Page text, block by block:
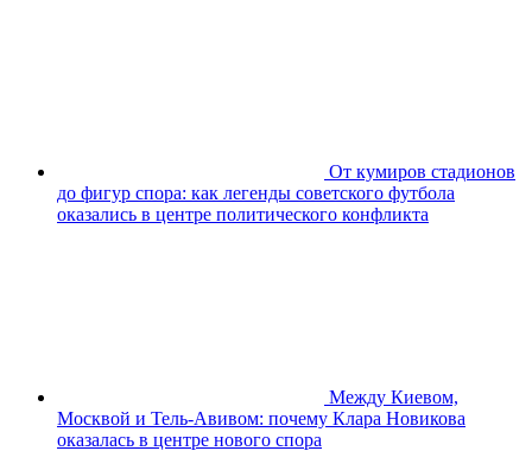
От кумиров стадионов
до фигур спора: как легенды советского футбола
оказались в центре политического конфликта
Между Киевом,
Москвой и Тель-Авивом: почему Клара Новикова
оказалась в центре нового спора